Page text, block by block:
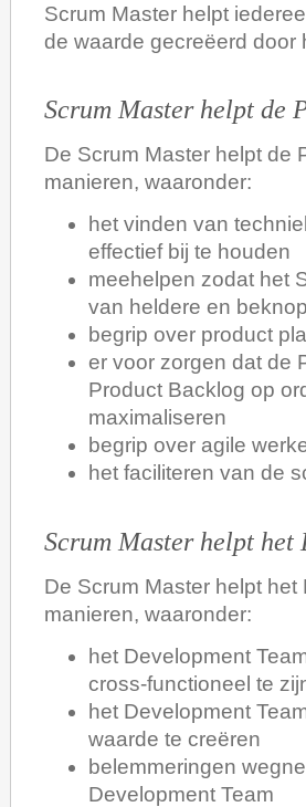
Scrum Master helpt
de waarde gecreëerd door
Scrum Master helpt de
De Scrum Master helpt de
manieren, waaronder:
het vinden van
effectief bij te houden
meehelpen zodat het
van heldere en
begrip over product
er voor zorgen dat de
Product Backlog op
maximaliseren
begrip over agile
het faciliteren van de
Scrum Master helpt het
De Scrum Master helpt
manieren, waaronder:
het Development
cross-functioneel te
het Development
waarde te creëren
belemmeringen
Development Team